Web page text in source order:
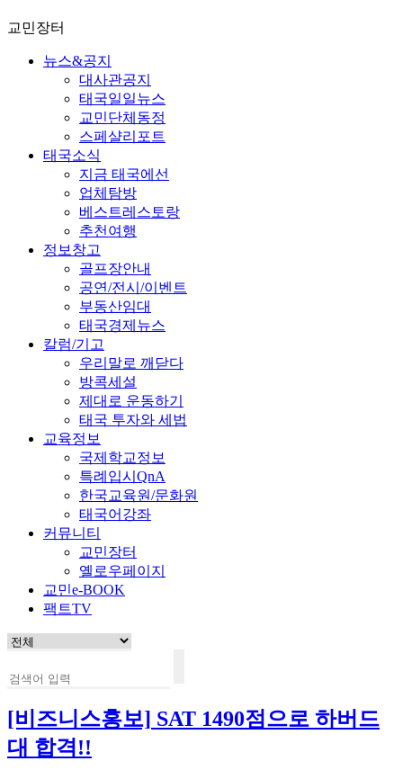
교민장터
뉴스&공지
대사관공지
태국일일뉴스
교민단체동정
스페샬리포트
태국소식
지금 태국에선
업체탐방
베스트레스토랑
추천여행
정보창고
골프장안내
공연/전시/이벤트
부동산임대
태국경제뉴스
칼럼/기고
우리말로 깨닫다
방콕세설
제대로 운동하기
태국 투자와 세법
교육정보
국제학교정보
특례입시QnA
한국교육원/문화원
태국어강좌
커뮤니티
교민장터
옐로우페이지
교민e-BOOK
팩트TV
[비즈니스홍보] SAT 1490점으로 하버드
대 합격!!